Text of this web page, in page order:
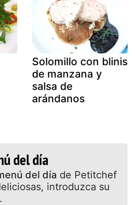
Solomillo con blinis
de manzana y
salsa de
arándanos
del día
del día de Petitchef
introduzca su